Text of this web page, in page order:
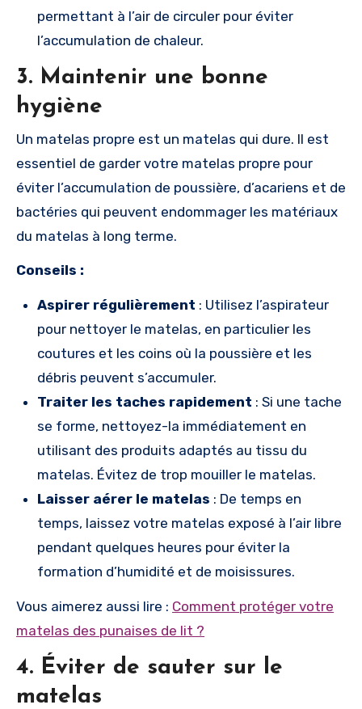
permettant à l’air de circuler pour éviter
l’accumulation de chaleur.
3. Maintenir une bonne
hygiène
Un matelas propre est un matelas qui dure. Il est
essentiel de garder votre matelas propre pour
éviter l’accumulation de poussière, d’acariens et de
bactéries qui peuvent endommager les matériaux
du matelas à long terme.
Conseils :
Aspirer régulièrement : Utilisez l’aspirateur
pour nettoyer le matelas, en particulier les
coutures et les coins où la poussière et les
débris peuvent s’accumuler.
Traiter les taches rapidement : Si une tache
se forme, nettoyez-la immédiatement en
utilisant des produits adaptés au tissu du
matelas. Évitez de trop mouiller le matelas.
Laisser aérer le matelas : De temps en
temps, laissez votre matelas exposé à l’air libre
pendant quelques heures pour éviter la
formation d’humidité et de moisissures.
Vous aimerez aussi lire : Comment protéger votre
matelas des punaises de lit ?
4. Éviter de sauter sur le
matelas